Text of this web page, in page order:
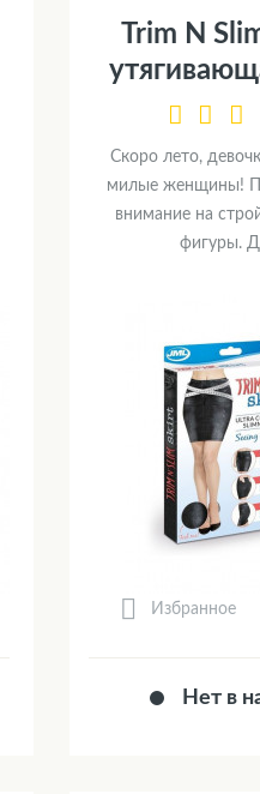
Trim N
Скоро лето,
милые женщины!
внимание на
фигуры.
Избранное
Нет в